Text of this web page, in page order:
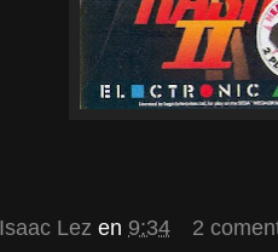
Isaac Lez en 9:34
2